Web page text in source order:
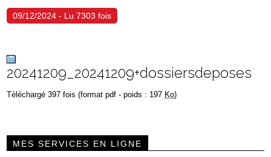
09/12/2024 - Lu 7303 fois
20241209_20241209+dossiersdeposes
Téléchargé 397 fois (format pdf - poids : 197 Ko)
MES SERVICES EN LIGNE